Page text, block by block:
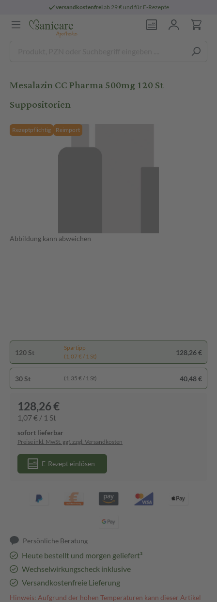
versandkostenfreiab 29 € und für E-Rezepte
Mesalazin CC Pharma 500mg 120 St
Suppositorien
Rezeptpflichtig Reimport
Abbildung kann abweichen
120 St
Spartipp
(1,07 € / 1 St)
128,26 €
30 St (1,35 € / 1 St) 40,48 €
128,26 €
1,07 € / 1 St
sofort lieferbar
Preise inkl. MwSt. ggf. zzgl. Versandkosten
E-Rezept einlösen
Persönliche Beratung
Heute bestellt und morgen geliefert³
Wechselwirkungscheck inklusive
Versandkostenfreie Lieferung
Hinweis: Aufgrund der hohen Temperaturen kann dieser Artikel